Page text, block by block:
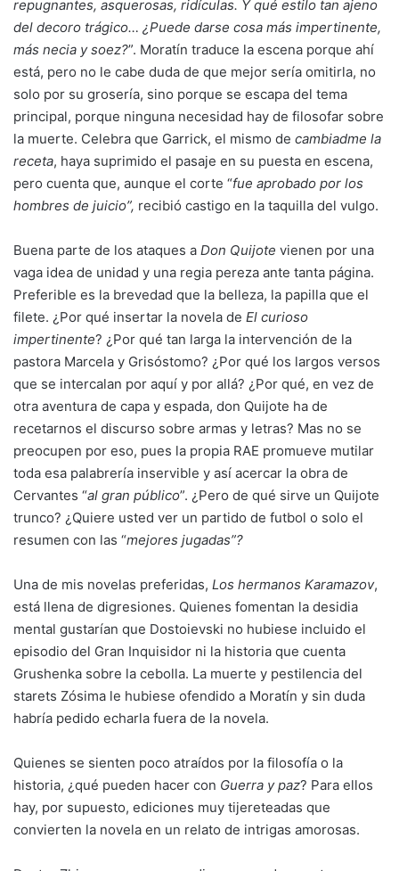
repugnantes, asquerosas, ridículas. Y qué estilo tan ajeno
del decoro trágico… ¿Puede darse cosa más impertinente,
más necia y soez?”. Moratín traduce la escena porque ahí
está, pero no le cabe duda de que mejor sería omitirla, no
solo por su grosería, sino porque se escapa del tema
principal, porque ninguna necesidad hay de filosofar sobre
la muerte. Celebra que Garrick, el mismo de cambiadme la
receta, haya suprimido el pasaje en su puesta en escena,
pero cuenta que, aunque el corte “fue aprobado por los
hombres de juicio”, recibió castigo en la taquilla del vulgo.
Buena parte de los ataques a Don Quijote vienen por una
vaga idea de unidad y una regia pereza ante tanta página.
Preferible es la brevedad que la belleza, la papilla que el
filete. ¿Por qué insertar la novela de El curioso
impertinente? ¿Por qué tan larga la intervención de la
pastora Marcela y Grisóstomo? ¿Por qué los largos versos
que se intercalan por aquí y por allá? ¿Por qué, en vez de
otra aventura de capa y espada, don Quijote ha de
recetarnos el discurso sobre armas y letras? Mas no se
preocupen por eso, pues la propia RAE promueve mutilar
toda esa palabrería inservible y así acercar la obra de
Cervantes “al gran público”. ¿Pero de qué sirve un Quijote
trunco? ¿Quiere usted ver un partido de futbol o solo el
resumen con las “mejores jugadas”?
Una de mis novelas preferidas, Los hermanos Karamazov,
está llena de digresiones. Quienes fomentan la desidia
mental gustarían que Dostoievski no hubiese incluido el
episodio del Gran Inquisidor ni la historia que cuenta
Grushenka sobre la cebolla. La muerte y pestilencia del
starets Zósima le hubiese ofendido a Moratín y sin duda
habría pedido echarla fuera de la novela.
Quienes se sienten poco atraídos por la filosofía o la
historia, ¿qué pueden hacer con Guerra y paz? Para ellos
hay, por supuesto, ediciones muy tijereteadas que
convierten la novela en un relato de intrigas amorosas.